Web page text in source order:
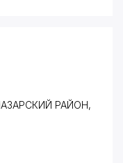
РАЙОН,